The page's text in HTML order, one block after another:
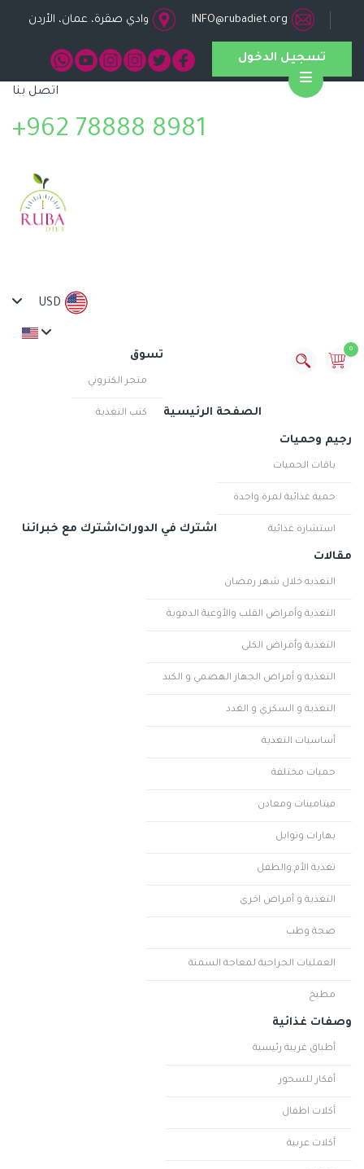
INFO@rubadiet.org وادي صقرة، عمان، الأردن
تسجيل الدخول
اتصل بنا
+962 78888 8981
USD
0
الصفحة الرئيسية
تسوق
متجر الكتروني
كتب التغذية
رجيم وحميات
باقات الحميات
حمية غذائية لمرة واحدة
استشارة غذائية اشترك في الدوراتاشترك مع خبرائنا
مقالات
التغذيه خلال شهر رمضان
التغذية وأمراض القلب والأوعية الدموية
التغذية وأمراض الكلى
التغذية و أمراض الجهاز الهضمي و الكبد
التغذية و السكري و الغدد
أساسيات التغذية
حميات مختلفة
فيتامينات ومعادن
بهارات وتوابل
تغذية الأم والطفل
التغذية و أمراض اخرى
صحة وطب
العمليات الجراحية لمعاجة السمنة
مطبخ
وصفات غذائية
أطباق غربية رئيسية
أفكار للسحور
أكلات اطفال
أكلات عربية